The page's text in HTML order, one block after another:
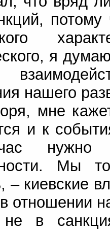
я
нашего
мне
и к
нужно
Мы
– киевские
отношении
в